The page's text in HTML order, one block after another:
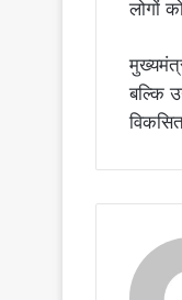
लोगों
बल्कि